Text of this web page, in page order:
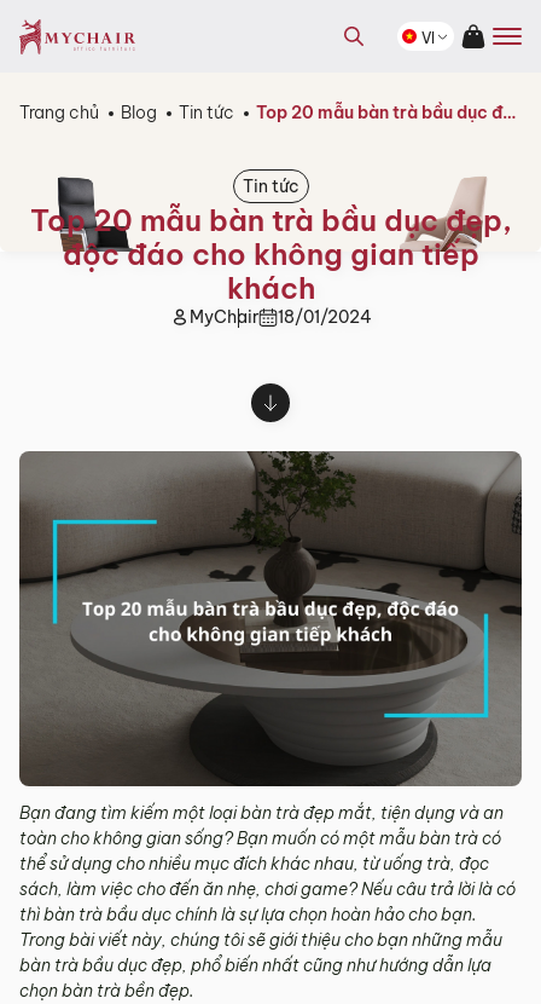
phẩm
Tìm
kiếmVI
Trang chủ Blog Tin tức Top 20 mẫu bàn trà bầu dục đẹp, độc đáo cho không gian tiếp khách
Tin tức
Top 20 mẫu bàn trà bầu dục đẹp,
độc đáo cho không gian tiếp
khách
MyChair 18/01/2024
Bạn đang tìm kiếm một loại bàn trà đẹp mắt, tiện dụng và an
toàn cho không gian sống? Bạn muốn có một mẫu bàn trà có
thể sử dụng cho nhiều mục đích khác nhau, từ uống trà, đọc
sách, làm việc cho đến ăn nhẹ, chơi game? Nếu câu trả lời là có
thì bàn trà bầu dục chính là sự lựa chọn hoàn hảo cho bạn.
Trong bài viết này, chúng tôi sẽ giới thiệu cho bạn những mẫu
bàn trà bầu dục đẹp, phổ biến nhất cũng như hướng dẫn lựa
chọn bàn trà bền đẹp.